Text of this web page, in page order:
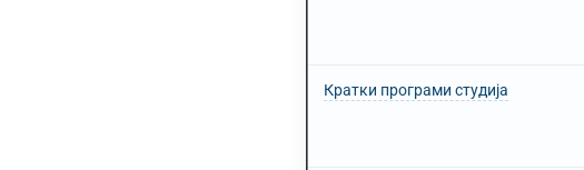
Кратки програми студија